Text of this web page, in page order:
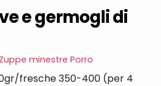
e germogli di
Zuppe minestre Porro
fresche 350-400 (per 4